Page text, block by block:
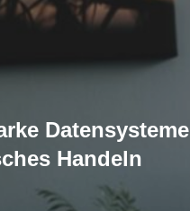
Datensysteme
Handeln